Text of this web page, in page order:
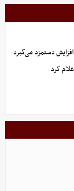
دستمزد می‌گیرد
کرد